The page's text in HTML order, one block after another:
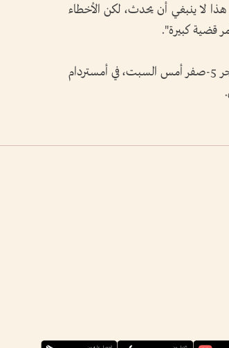
لا ينبغي أن يحدث، لكن الأخطاء
قضية كبيرة".
ويستضيف المنتخب الهولندي نظيره الألماني، الذي تغلب على المجر 5-صفر أمس السبت، في أمستردام